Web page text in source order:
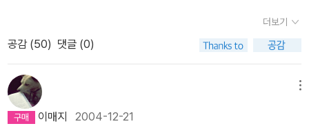
신경을 쓰며 살았다. 그런 이브가 길 건너편에 사는 매우 선량하고 성
실해 보이는 청년 토비 로즈를 알게 되었고, 드디어 토비가 그녀에게
구혼을 하고 이브가 이를 받아들임으로서 두 사람의 약혼이 발표되었
다. 어느 날 새벽 1시 15분 전 네드 아투드가 이브의 침실로 숨어들었
다. 이브는 큰 소리로 사람을 부르고 싶었지만 길 건너 맞은편이 약혼
더보기
공감 (50) 댓글 (0)
이매지 2004-12-21